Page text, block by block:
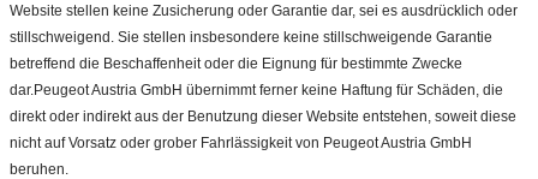
Website stellen keine Zusicherung oder Garantie dar, sei es ausdrücklich oder
stillschweigend. Sie stellen insbesondere keine stillschweigende Garantie
betreffend die Beschaffenheit oder die Eignung für bestimmte Zwecke
dar.Peugeot Austria GmbH übernimmt ferner keine Haftung für Schäden, die
direkt oder indirekt aus der Benutzung dieser Website entstehen, soweit diese
nicht auf Vorsatz oder grober Fahrlässigkeit von Peugeot Austria GmbH
beruhen.